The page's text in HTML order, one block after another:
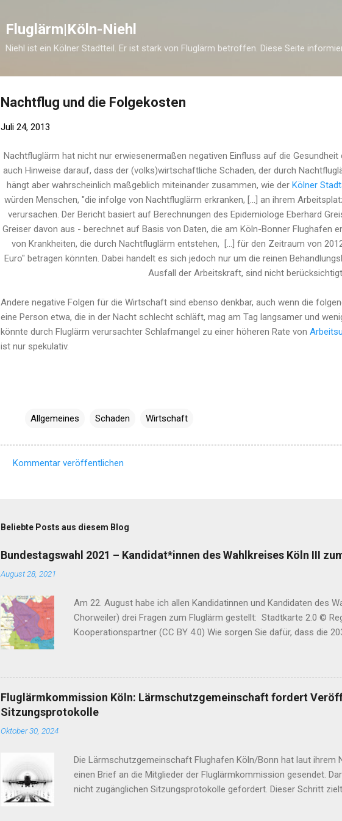
Fluglärm|Köln-Niehl
Niehl ist ein Kölner Stadtteil. Er ist stark von Fluglärm betroffen. Diese Seite
Nachtflug und die Folgekosten
Juli 24, 2013
Nachtfluglärm hat nicht nur erwiesenermaßen negativen Einfluss auf die
auch Hinweise darauf, dass der (volks)wirtschaftliche Schaden, der durch
hängt aber wahrscheinlich maßgeblich miteinander zusammen, wie der Kölner
würden Menschen, "die infolge von Nachtfluglärm erkranken, [...] an ihrem
verursachen. Der Bericht basiert auf Berechnungen des Epidemiologe Eberhard
Greiser davon aus - berechnet auf Basis von Daten, die am Köln-Bonner Flughafen
von Krankheiten, die durch Nachtfluglärm entstehen, [...] für den Zeitraum von
Euro" betragen könnten. Dabei handelt es sich jedoch nur um die reinen
Ausfall der Arbeitskraft, sind nicht
Andere negative Folgen für die Wirtschaft sind ebenso denkbar, auch wenn die
eine Person etwa, die in der Nacht schlecht schläft, mag am Tag langsamer und
könnte durch Fluglärm verursachter Schlafmangel zu einer höheren Rate von
ist nur spekulativ.
Allgemeines Schaden Wirtschaft
m
n
t
a
r
e
Kommentar veröffentlichen
Beliebte Posts aus diesem Blog
Bundestagswahl 2021 – Kandidat*innen des Wahlkreises Köln III
August 28, 2021
Am 22. August habe ich allen Kandidatinnen und Kandidaten des
Chorweiler) drei Fragen zum Fluglärm gestellt: Stadtkarte 2.0 ©
Kooperationspartner (CC BY 4.0) Wie sorgen Sie dafür, dass die
vor 2030 nächtliche Passagierflüge enden? In maximal drei
Jahr 2030? Diese Antworten sind eingegangen. Die hier
Kandidaten ist dem Amtsblatt der Stadt Köln entnommen. Direkt zu
B90/ Die Grünen | Die Linke | Die Partei | Freie Wähler |
Fluglärmkommission Köln: Lärmschutzgemeinschaft fordert
Sitzungsprotokolle
Oktober 30, 2024
Die Lärmschutzgemeinschaft Flughafen Köln/Bonn hat laut ihrem
einen Brief an die Mitglieder der Fluglärmkommission gesendet.
nicht zugänglichen Sitzungsprotokolle gefordert. Dieser Schritt
Gremien, die gemäß § 32b des Luftverkehrsgesetzes (LuftVG)